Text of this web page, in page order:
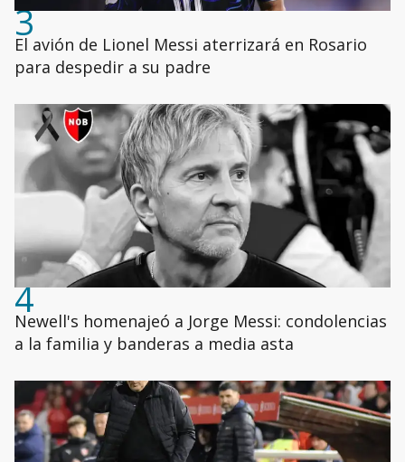
3
El avión de Lionel Messi aterrizará en Rosario
para despedir a su padre
4
Newell's homenajeó a Jorge Messi: condolencias
a la familia y banderas a media asta